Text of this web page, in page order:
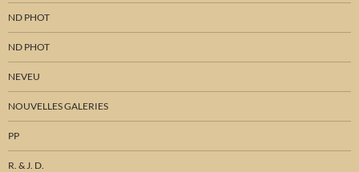
ND PHOT
ND PHOT
NEVEU
NOUVELLES GALERIES
PP
R. & J. D.